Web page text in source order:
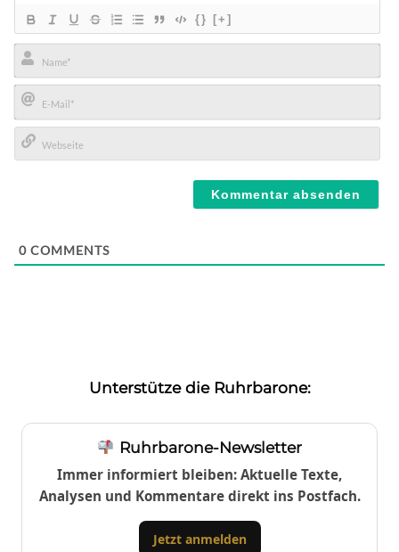
{} [+]
Name*
E-
Mail*
0 COMMENTS
Unterstütze die Ruhrbarone:
Ruhrbarone-Newsletter
Immer informiert bleiben: Aktuelle Texte,
Analysen und Kommentare direkt ins Postfach.
Jetzt anmelden